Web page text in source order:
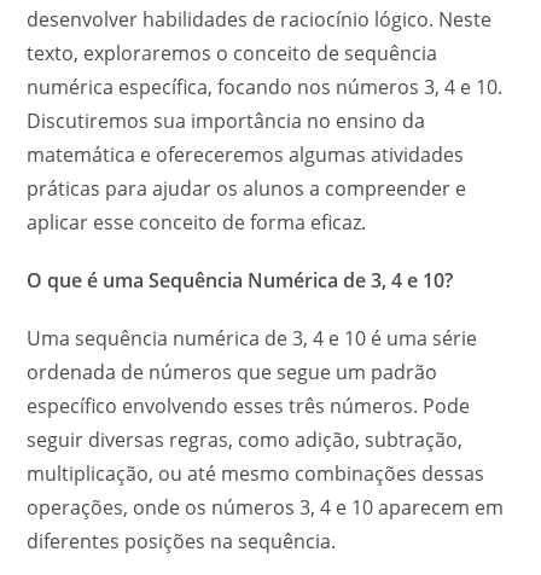
desenvolver habilidades de raciocínio lógico. Neste
texto, exploraremos o conceito de sequência
numérica específica, focando nos números 3, 4 e 10.
Discutiremos sua importância no ensino da
matemática e ofereceremos algumas atividades
práticas para ajudar os alunos a compreender e
aplicar esse conceito de forma eficaz.
O que é uma Sequência Numérica de 3, 4 e 10?
Uma sequência numérica de 3, 4 e 10 é uma série
ordenada de números que segue um padrão
específico envolvendo esses três números. Pode
seguir diversas regras, como adição, subtração,
multiplicação, ou até mesmo combinações dessas
operações, onde os números 3, 4 e 10 aparecem em
diferentes posições na sequência.